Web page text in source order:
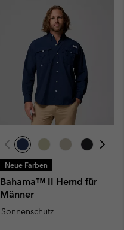
Neue Farben
Bahama™ II Hemd für
Männer
Sonnenschutz